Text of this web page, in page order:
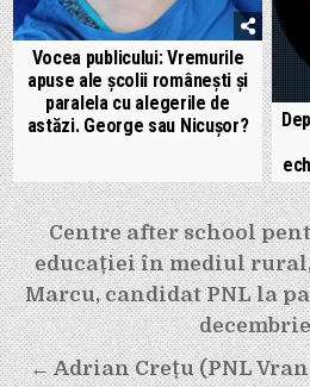
Vocea publicului: Vremurile
apuse ale școlii românești și
paralela cu alegerile de
astăzi. George sau Nicușor?
Navigare
în
articole
Centre after school
educației în mediul
Marcu, candidat PNL la
← Adrian Crețu (PNL